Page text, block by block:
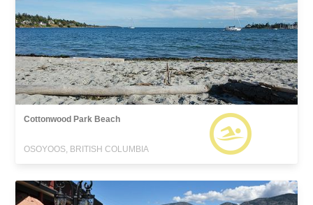
Cottonwood Park Beach
OSOYOOS, BRITISH COLUMBIA